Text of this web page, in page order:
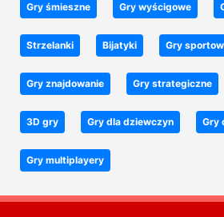
Gry śmieszne Gry wyścigowe
Strzelanki Bijatyki Gry
Gry znajdowanie Gry strategiczne
3D gry Gry dla dziewczyn Gry
Gry multiplayery